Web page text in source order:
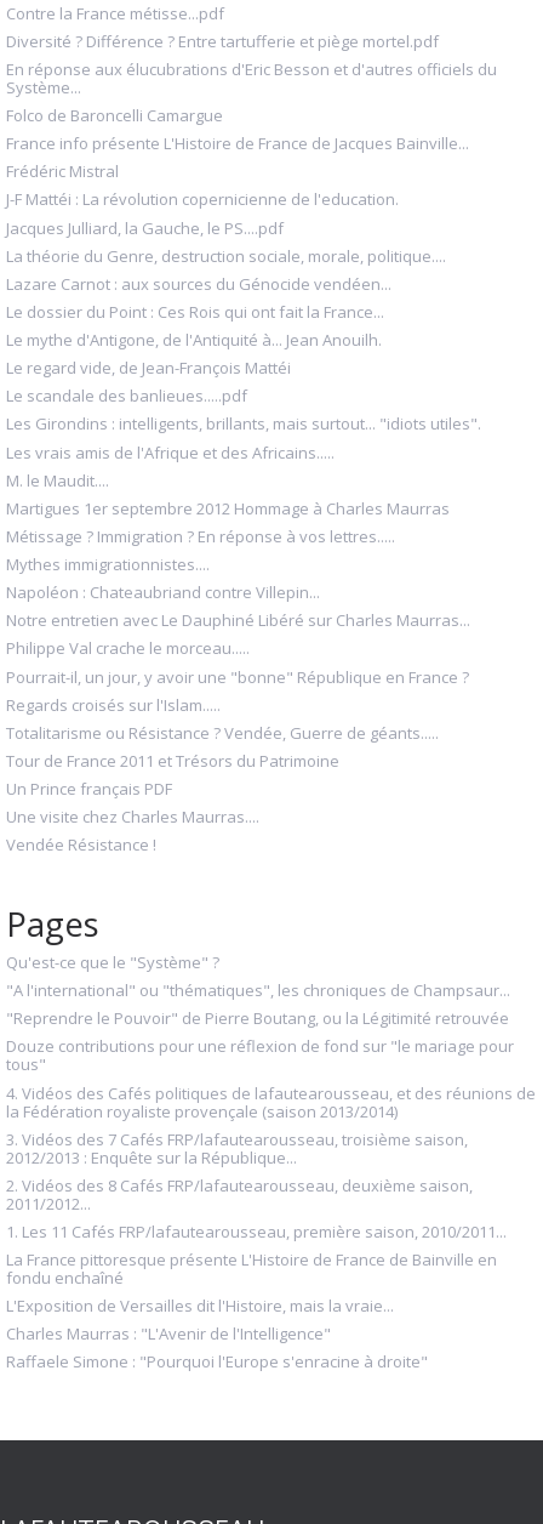
Contre la France métisse...pdf
Diversité ? Différence ? Entre tartufferie et piège mortel.pdf
En réponse aux élucubrations d'Eric Besson et d'autres officiels du
Système...
Folco de Baroncelli Camargue
France info présente L'Histoire de France de Jacques Bainville...
Frédéric Mistral
J-F Mattéi : La révolution copernicienne de l'education.
Jacques Julliard, la Gauche, le PS....pdf
La théorie du Genre, destruction sociale, morale, politique....
Lazare Carnot : aux sources du Génocide vendéen...
Le dossier du Point : Ces Rois qui ont fait la France...
Le mythe d'Antigone, de l'Antiquité à... Jean Anouilh.
Le regard vide, de Jean-François Mattéi
Le scandale des banlieues.....pdf
Les Girondins : intelligents, brillants, mais surtout... "idiots utiles".
Les vrais amis de l'Afrique et des Africains.....
M. le Maudit....
Martigues 1er septembre 2012 Hommage à Charles Maurras
Métissage ? Immigration ? En réponse à vos lettres.....
Mythes immigrationnistes....
Napoléon : Chateaubriand contre Villepin...
Notre entretien avec Le Dauphiné Libéré sur Charles Maurras...
Philippe Val crache le morceau.....
Pourrait-il, un jour, y avoir une "bonne" République en France ?
Regards croisés sur l'Islam.....
Totalitarisme ou Résistance ? Vendée, Guerre de géants.....
Tour de France 2011 et Trésors du Patrimoine
Un Prince français PDF
Une visite chez Charles Maurras....
Vendée Résistance !
Pages
Qu'est-ce que le "Système" ?
"A l'international" ou "thématiques", les chroniques de Champsaur...
"Reprendre le Pouvoir" de Pierre Boutang, ou la Légitimité retrouvée
Douze contributions pour une réflexion de fond sur "le mariage pour
tous"
4. Vidéos des Cafés politiques de lafautearousseau, et des réunions de
la Fédération royaliste provençale (saison 2013/2014)
3. Vidéos des 7 Cafés FRP/lafautearousseau, troisième saison,
2012/2013 : Enquête sur la République...
2. Vidéos des 8 Cafés FRP/lafautearousseau, deuxième saison,
2011/2012...
1. Les 11 Cafés FRP/lafautearousseau, première saison, 2010/2011...
La France pittoresque présente L'Histoire de France de Bainville en
fondu enchaîné
L'Exposition de Versailles dit l'Histoire, mais la vraie...
Charles Maurras : "L'Avenir de l'Intelligence"
Raffaele Simone : "Pourquoi l'Europe s'enracine à droite"